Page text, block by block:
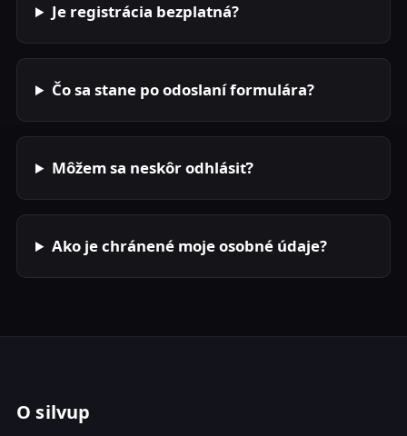
Je registrácia bezplatná?
Čo sa stane po odoslaní formulára?
Môžem sa neskôr odhlásiť?
Ako je chránené moje osobné údaje?
O silvup